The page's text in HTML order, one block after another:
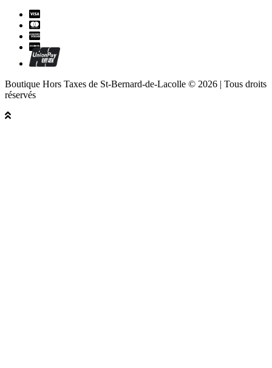
Boutique Hors Taxes de St-Bernard-de-Lacolle © 2026 | Tous droits
réservés